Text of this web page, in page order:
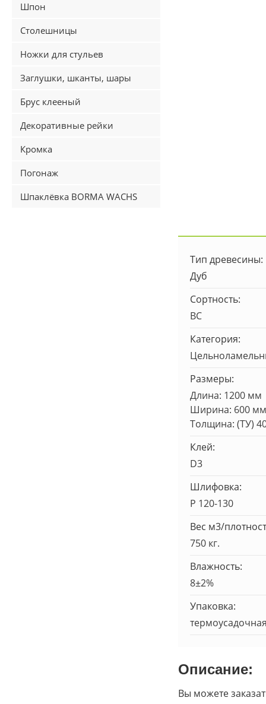
Шпон
Столешницы
Ножки для стульев
Заглушки, шканты, шары
Брус клееный
Декоративные рейки
Кромка
Погонаж
Шпаклёвка BORMA WACHS
Тип древесины:
Дуб
Сортность:
BC
Категория:
Размеры:
Длина: 1200 мм
Ширина: 600 мм
Толщина: (ТУ)
Клей:
D3
Шлифовка:
Р 120-130
Вес м3/
750 кг.
Влажность:
8±2%
Упаковка:
Описание:
Вы можете